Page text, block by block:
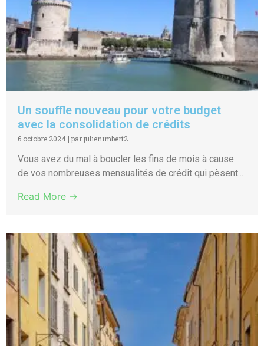
Un souffle nouveau pour votre budget
avec la consolidation de crédits
6 octobre 2024 | par julienimbert2
Vous avez du mal à boucler les fins de mois à cause
de vos nombreuses mensualités de crédit qui pèsent...
Read More →